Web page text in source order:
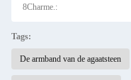
8Charme.:
Tags:
De armband van de agaatsteen